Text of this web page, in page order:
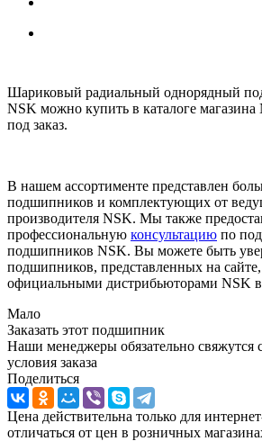
Шариковый радиальный однорядный
NSK можно купить в каталоге
под заказ.
В нашем ассортименте представлен
подшипников и комплектующих от
производителя NSK. Мы также
профессиональную консультацию по
подшипников NSK. Вы можете быть
подшипников, представленных на
официальными дистрибьюторами NSK
Мало
Заказать этот подшипник
Наши менеджеры обязательно свяжутся
условия заказа
Поделиться
Цена действительна только для
отличаться от цен в розничных